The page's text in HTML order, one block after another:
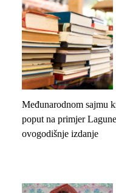
Međunarodnom sajmu
poput na primjer
ovogodišnje izdanje